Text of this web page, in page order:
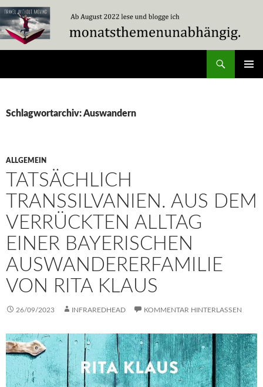
Zum
Inhalt
springen
Schlagwortarchiv: Auswandern
ALLGEMEIN
TATSÄCHLICH
TRANSSILVANIEN. AUS DEM
VERRÜCKTEN ALLTAG
EINER BAYERISCHEN
AUSWANDERERFAMILIE
VON RITA KLAUS
26/09/2023 INFRAREDHEAD KOMMENTAR HINTERLASSEN